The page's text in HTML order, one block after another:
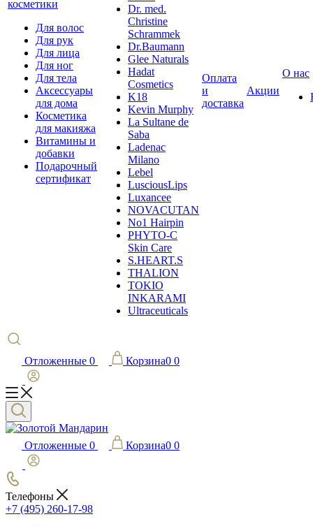
косметики
Для волос
Для рук
Для лица
Для ног
Для тела
Аксессуары
для дома
Косметика
для макияжа
Витамины и
добавки
Подарочный
сертификат
Dr. med.
Christine
Schrammek
Dr.Baumann
Glee Naturals
Hadat
Cosmetics
K18
Kevin Murphy
La Sultane de
Saba
Ladenac
Milano
Lebel
LusciousLips
Luxancee
NOVACUTAN
No1 Hairpin
PHYTO-C
Skin Care
S.HEART.S
THALION
TOKIO
INKARAMI
Ultraceuticals
Оплата
и
доставка
Акции
О нас
Отложенные 0 Корзина0 0
Отложенные 0 Корзина0 0
Телефоны
+7 (495) 260-17-98